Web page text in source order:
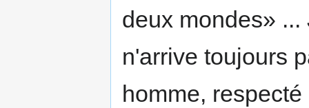
deux mondes»
n'arrive toujours
homme,